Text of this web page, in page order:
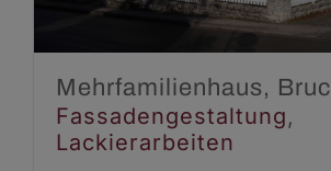
Mehrfamilienhaus,
Fassadengestaltung,
Lackierarbeiten